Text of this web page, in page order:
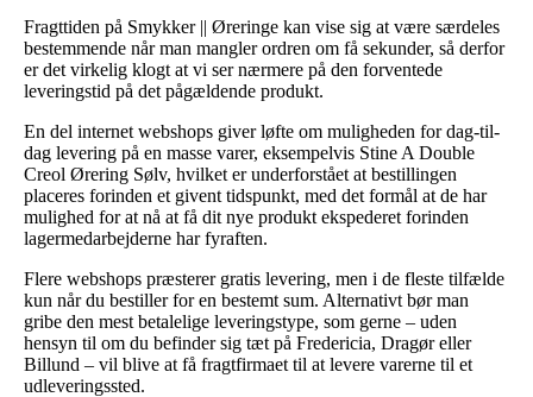
Fragttiden på Smykker || Øreringe kan vise sig at være særdeles
bestemmende når man mangler ordren om få sekunder, så derfor
er det virkelig klogt at vi ser nærmere på den forventede
leveringstid på det pågældende produkt.
En del internet webshops giver løfte om muligheden for dag-til-
dag levering på en masse varer, eksempelvis Stine A Double
Creol Ørering Sølv, hvilket er underforstået at bestillingen
placeres forinden et givent tidspunkt, med det formål at de har
mulighed for at nå at få dit nye produkt ekspederet forinden
lagermedarbejderne har fyraften.
Flere webshops præsterer gratis levering, men i de fleste tilfælde
kun når du bestiller for en bestemt sum. Alternativt bør man
gribe den mest betalelige leveringstype, som gerne – uden
hensyn til om du befinder sig tæt på Fredericia, Dragør eller
Billund – vil blive at få fragtfirmaet til at levere varerne til et
udleveringssted.